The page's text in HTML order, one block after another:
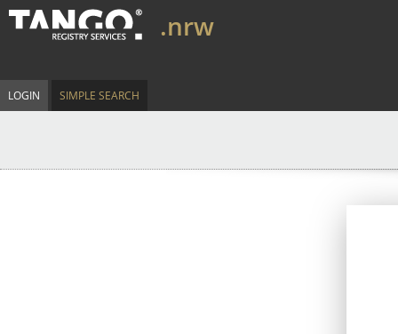
.nrw
LOGIN SIMPLE SEARCH